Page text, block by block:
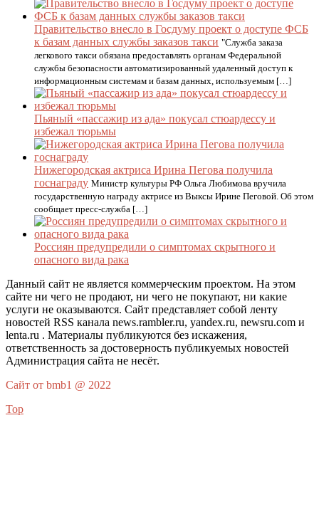
Правительство внесло в Госдуму проект о доступе ФСБ
к базам данных службы заказов такси "Служба заказа
легкового такси обязана предоставлять органам Федеральной
службы безопасности автоматизированный удаленный доступ к
информационным системам и базам данных, используемым […]
Пьяный «пассажир из ада» покусал стюардессу и
избежал тюрьмы
Нижегородская актриса Ирина Пегова получила
госнаграду Министр культуры РФ Ольга Любимова вручила
государственную награду актрисе из Выксы Ирине Пеговой. Об этом
сообщает пресс-служба […]
Россиян предупредили о симптомах скрытного и
опасного вида рака
Данный сайт не является коммерческим проектом. На этом
сайте ни чего не продают, ни чего не покупают, ни какие
услуги не оказываются. Сайт представляет собой ленту
новостей RSS канала news.rambler.ru, yandex.ru, newsru.com и
lenta.ru . Материалы публикуются без искажения,
ответственность за достоверность публикуемых новостей
Администрация сайта не несёт.
Сайт от bmb1 @ 2022
Top